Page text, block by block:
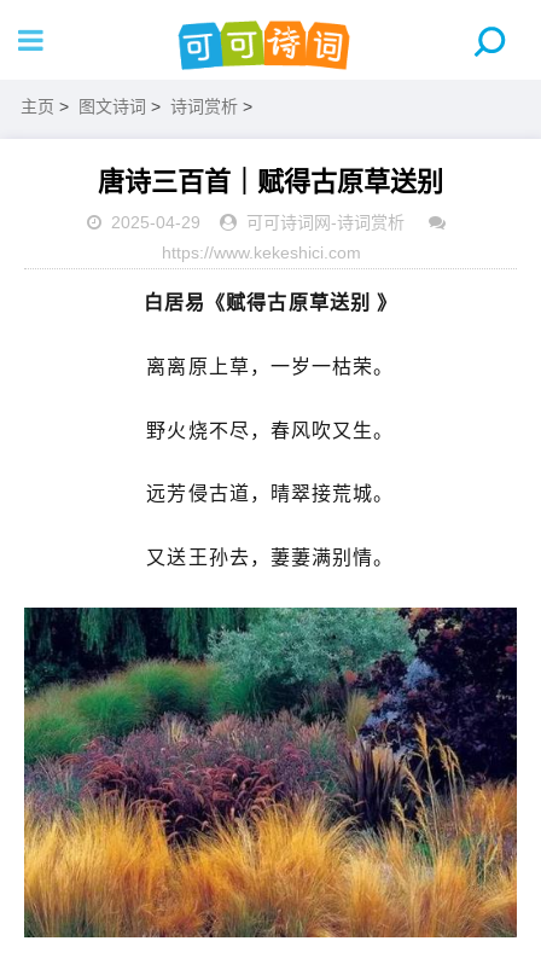
主页 > 图文诗词 > 诗词赏析 >
唐诗三百首｜赋得古原草送别
2025-04-29 可可诗词网-诗词赏析
https://www.kekeshici.com
白居易《赋得古原草送别 》
离离原上草，一岁一枯荣。
野火烧不尽，春风吹又生。
远芳侵古道，晴翠接荒城。
又送王孙去，萋萋满别情。